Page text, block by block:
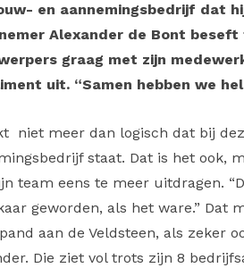
en aannemingsbedrijf dat
Alexander de Bont
graag met zijn
uit. “Samen hebben we
niet meer dan logisch dat bij
staat. Dat is het ook,
team eens te meer uitdragen.
geworden, als het ware.”
aan de Veldsteen, als zeker
Die ziet vol trots zijn 8